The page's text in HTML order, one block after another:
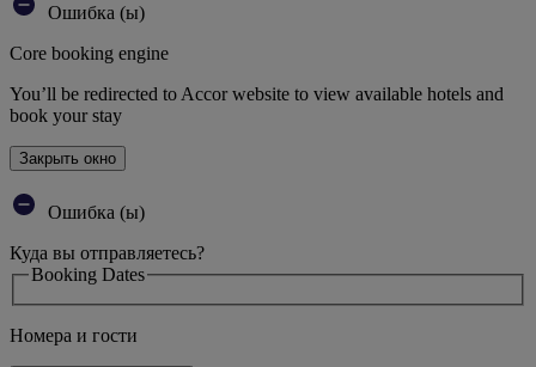
Ошибка (ы)
Core booking engine
You’ll be redirected to Accor website to view available hotels and
book your stay
Закрыть окно
Ошибка (ы)
Куда вы отправляетесь?
Booking Dates
Номера и гости